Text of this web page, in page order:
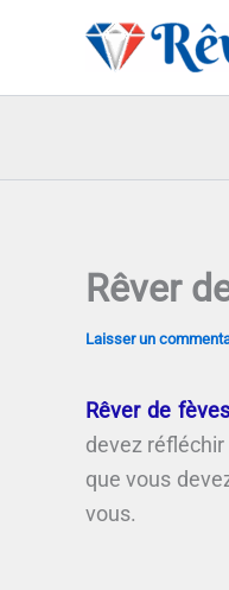
Rêver
Laisser un
Rêver de fèves
devez
que vous
vous.